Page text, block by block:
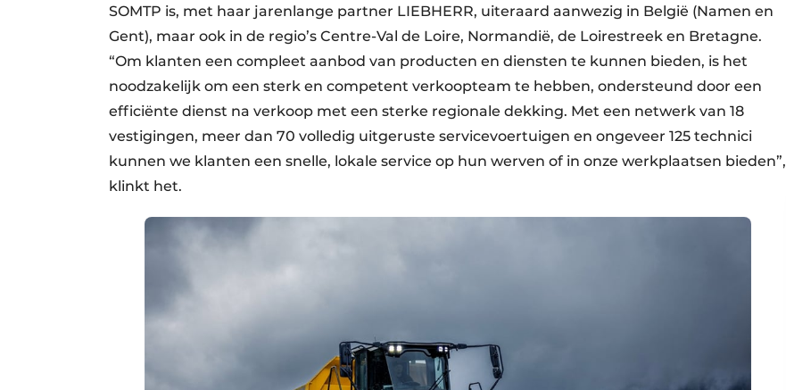
SOMTP is, met haar jarenlange partner LIEBHERR, uiteraard aanwezig in België (Namen en
Gent), maar ook in de regio’s Centre-Val de Loire, Normandië, de Loirestreek en Bretagne.
“Om klanten een compleet aanbod van producten en diensten te kunnen bieden, is het
noodzakelijk om een sterk en competent verkoopteam te hebben, ondersteund door een
efficiënte dienst na verkoop met een sterke regionale dekking. Met een netwerk van 18
vestigingen, meer dan 70 volledig uitgeruste servicevoertuigen en ongeveer 125 technici
kunnen we klanten een snelle, lokale service op hun werven of in onze werkplaatsen bieden”,
klinkt het.